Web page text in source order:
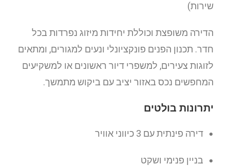
שירות)
הדירה משופצת וכוללת יחידות מיזוג נפרדות בכל
חדר. תכנון הפנים פונקציונלי ונעים למגורים, ומתאים
לזוגות צעירים, למשפרי דיור ראשונים או למשקיעים
המחפשים נכס באזור יציב עם ביקוש מתמשך.
יתרונות בולטים
דירה פינתית עם 3 כיווני אוויר
בניין פנימי ושקט